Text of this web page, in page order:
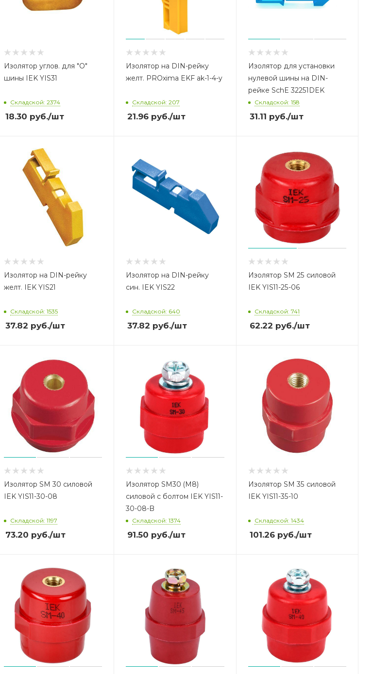
Изолятор углов. для "О"
шины IEK YIS31
Складской: 2374
18.30 руб./шт
Изолятор на DIN-рейку
желт. PROxima EKF ak-1-4-y
Складской: 207
21.96 руб./шт
Изолятор для установки
нулевой шины на DIN-
рейке SchE 32251DEK
Складской: 158
31.11 руб./шт
Изолятор на DIN-рейку
желт. IEK YIS21
Складской: 1535
37.82 руб./шт
Изолятор на DIN-рейку
син. IEK YIS22
Складской: 640
37.82 руб./шт
Изолятор SM 25 силовой
IEK YIS11-25-06
Складской: 741
62.22 руб./шт
Изолятор SM 30 силовой
IEK YIS11-30-08
Складской: 1197
73.20 руб./шт
Изолятор SM30 (М8)
силовой с болтом IEK YIS11-
30-08-B
Складской: 1374
91.50 руб./шт
Изолятор SM 35 силовой
IEK YIS11-35-10
Складской: 1434
101.26руб./шт